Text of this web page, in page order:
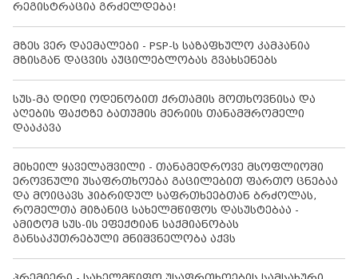
რეგისტრაცია გრძელდება!
მზეს ვერ დაემალები - PSP-ს საზაფხულო კამპანია
მზისგან დაცვის აუცილებლობას გვახსენებს
სუს-მა დიდი ოდენობით ქრთამის მოთხოვნისა და
აღების ფაქტზე ბათუმის მერიის თანამშრომელი
დააკავა
მიხეილ ყაველაშვილი - თანამედროვე მსოფლიოში
ეროვნული უსაფრთხოება გაცილებით ფართო ცნებაა
და მოიცავს ჰიბრიდულ საფრთხეებთან ბრძოლას,
რომელთა მიზანიც სახელმწიფოს დასუსტებაა -
ამიტომ სუს-ის ეფექტიან საქმიანობას
განსაკუთრებული მნიშვნელობა აქვს